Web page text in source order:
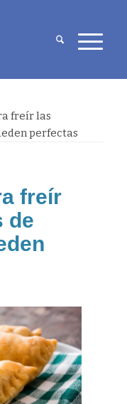
freír las
perfectas
freír
de